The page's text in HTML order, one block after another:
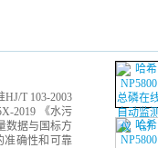
T 103-2003
2019 《水污
数据与国标方
准确性和可靠